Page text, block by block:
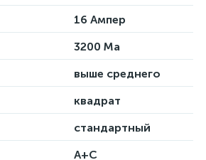
16 Ампер
3200 Ma
выше среднего
квадрат
стандартный
A+C